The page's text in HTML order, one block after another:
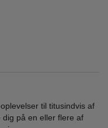
til titusindvis af
på en eller flere af